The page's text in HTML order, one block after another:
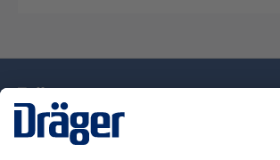
Serviço de Apoio ao Cliente Dräger